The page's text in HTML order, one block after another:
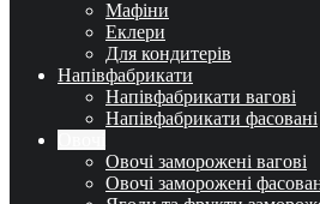
Мафіни
Еклери
Для кондитерів
Напівфабрикати
Напівфабрикати вагові
Напівфабрикати фасовані
Овочі заморожені вагові
Овочі заморожені